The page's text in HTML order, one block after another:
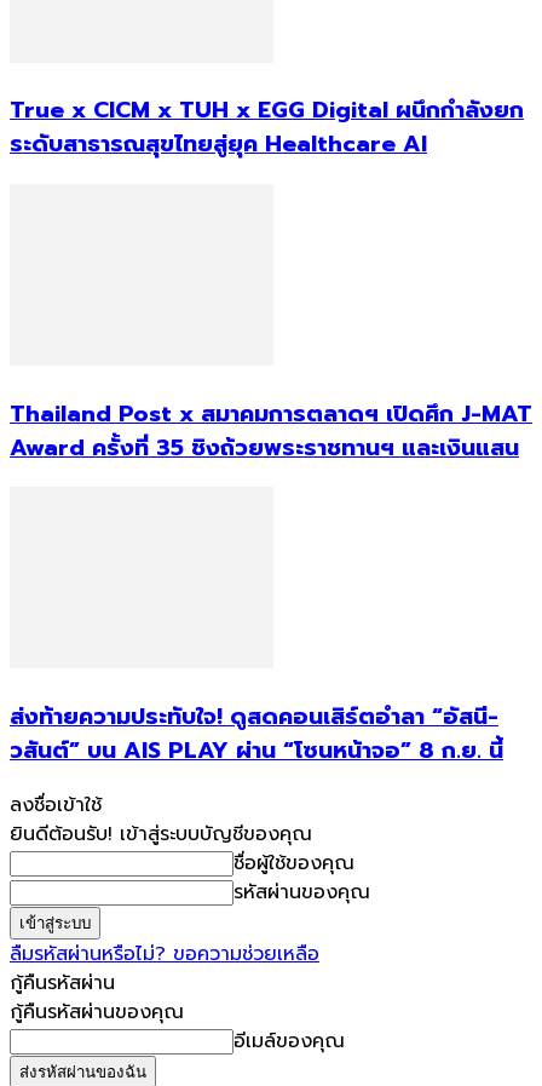
True x CICM x TUH x EGG Digital ผนึกกำลังยก
ระดับสาธารณสุขไทยสู่ยุค Healthcare AI
Thailand Post x สมาคมการตลาดฯ เปิดศึก J-MAT
Award ครั้งที่ 35 ชิงถ้วยพระราชทานฯ และเงินแสน
ส่งท้ายความประทับใจ! ดูสดคอนเสิร์ตอำลา “อัสนี-
วสันต์” บน AIS PLAY ผ่าน “โซนหน้าจอ” 8 ก.ย. นี้
ลงชื่อเข้าใช้
ยินดีต้อนรับ! เข้าสู่ระบบบัญชีของคุณ
ชื่อผู้ใช้ของคุณ
รหัสผ่านของคุณ
ลืมรหัสผ่านหรือไม่? ขอความช่วยเหลือ
กู้คืนรหัสผ่าน
กู้คืนรหัสผ่านของคุณ
อีเมล์ของคุณ